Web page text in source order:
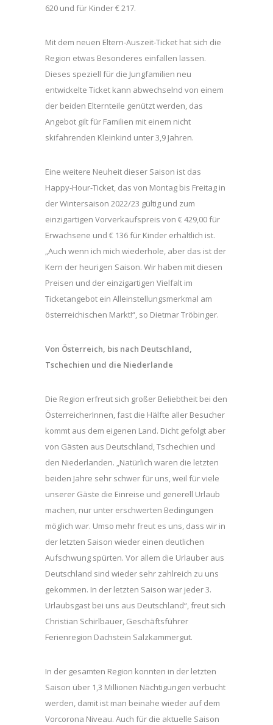
620 und für Kinder € 217.
Mit dem neuen Eltern-Auszeit-Ticket hat sich die
Region etwas Besonderes einfallen lassen.
Dieses speziell für die Jungfamilien neu
entwickelte Ticket kann abwechselnd von einem
der beiden Elternteile genützt werden, das
Angebot gilt für Familien mit einem nicht
skifahrenden Kleinkind unter 3,9 Jahren.
Eine weitere Neuheit dieser Saison ist das
Happy-Hour-Ticket, das von Montag bis Freitag in
der Wintersaison 2022/23 gültig und zum
einzigartigen Vorverkaufspreis von € 429,00 für
Erwachsene und € 136 für Kinder erhältlich ist.
„Auch wenn ich mich wiederhole, aber das ist der
Kern der heurigen Saison. Wir haben mit diesen
Preisen und der einzigartigen Vielfalt im
Ticketangebot ein Alleinstellungsmerkmal am
österreichischen Markt!“, so Dietmar Tröbinger.
Von Österreich, bis nach Deutschland,
Tschechien und die Niederlande
Die Region erfreut sich großer Beliebtheit bei den
ÖsterreicherInnen, fast die Hälfte aller Besucher
kommt aus dem eigenen Land. Dicht gefolgt aber
von Gästen aus Deutschland, Tschechien und
den Niederlanden. „Natürlich waren die letzten
beiden Jahre sehr schwer für uns, weil für viele
unserer Gäste die Einreise und generell Urlaub
machen, nur unter erschwerten Bedingungen
möglich war. Umso mehr freut es uns, dass wir in
der letzten Saison wieder einen deutlichen
Aufschwung spürten. Vor allem die Urlauber aus
Deutschland sind wieder sehr zahlreich zu uns
gekommen. In der letzten Saison war jeder 3.
Urlaubsgast bei uns aus Deutschland“, freut sich
Christian Schirlbauer, Geschäftsführer
Ferienregion Dachstein Salzkammergut.
In der gesamten Region konnten in der letzten
Saison über 1,3 Millionen Nächtigungen verbucht
werden, damit ist man beinahe wieder auf dem
Vorcorona Niveau. Auch für die aktuelle Saison